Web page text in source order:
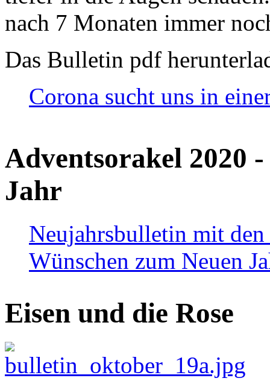
nach 7 Monaten immer
Das Bulletin pdf
Corona sucht uns in
Adventsorakel 2020
Jahr
Neujahrsbulletin mit den
Wünschen zum Neuen
Eisen und die Rose